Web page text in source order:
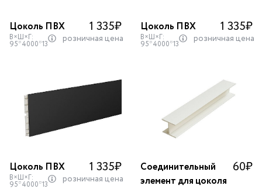
Цоколь ПВХ 1 335₽
В×Ш×Г:
95*4000*13 розничная цена
Цоколь ПВХ 1 335₽
В×Ш×Г:
95*4000*13 розничная цена
Цоколь ПВХ 1 335₽
В×Ш×Г:
95*4000*13 розничная цена
Соединительный
элемент для цоколя
60₽